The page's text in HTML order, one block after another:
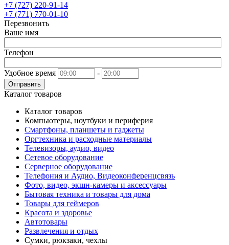
+7 (727) 220-91-14
+7 (771) 770-01-10
Перезвонить
Ваше имя
Телефон
Удобное время -
Отправить
Каталог товаров
Каталог товаров
Компьютеры, ноутбуки и периферия
Смартфоны, планшеты и гаджеты
Оргтехника и расходные материалы
Телевизоры, аудио, видео
Сетевое оборудование
Серверное оборудование
Телефония и Аудио, Видеоконференцсвязь
Фото, видео, экшн-камеры и аксессуары
Бытовая техника и товары для дома
Товары для геймеров
Красота и здоровье
Автотовары
Развлечения и отдых
Сумки, рюкзаки, чехлы